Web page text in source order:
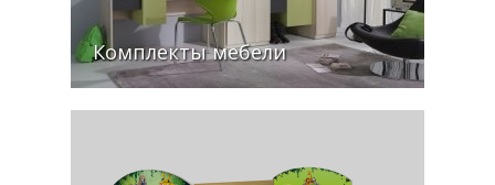
Комплекты мебели